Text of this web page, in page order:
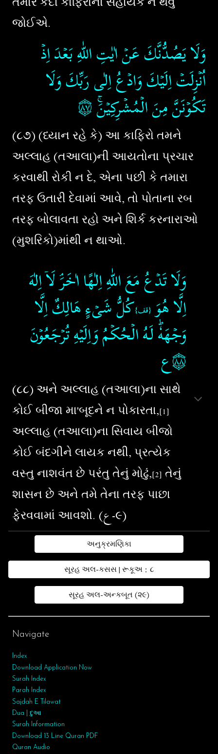
જોઈએ.
وَلَا يَصُدُّنَّكَ عَنۡ اٰيٰتِ اللّٰهِ بَعۡدَ اِذۡ
اُنۡزِلَتۡ اِلَيۡكَ​ وَادۡعُ اِلٰى رَبِّكَ​ وَلَا
تَكُوۡنَنَّ مِنَ الۡمُشۡرِكِيۡنَ​ۚ‏۝٨٧
(૮૭) (ધ્યાન રહે કે) આ કાફિરો તમને
અલ્લાહ (તઆલા)ની આયતોના પ્રચાર
કરવાથી રોકી ન દે, એના પછી કે તમારા
તરફ ઉતારી દેવામાં આવે, તો પોતાના રબ
તરફ બોલાવતા રહો અને શિર્ક કરનારાઓ
(મુશરિકો)માંથી ન થાઓ.
وَلَا تَدۡعُ مَعَ اللّٰهِ اِلٰهًا اٰخَرَ​ۘ لَاۤ اِلٰهَ
اِلَّا هُوَ​ {قف}كُلُّ شَىۡءٍ هَالِكٌ اِلَّا
وَجۡهَهٗ​ؕ لَـهُ الۡحُكۡمُ وَاِلَيۡهِ تُرۡجَعُوۡنَ‏
۝٨٨ع
(૮૮) અને અલ્લાહ (તઆલા)ના સાથે
કોઈ બીજા મા'બૂદને ન પોકારતા,[1]
અલ્લાહ (તઆલા)ના સિવાય બીજો
કોઈ બંદગીને લાયક નથી, પ્રત્યેક
વસ્તુ નાશવંત છે પરંતુ તેનું મોઢું,[2] તેનું
શાસન છે અને તમે તેના તરફ પાછા
ફેરવવામાં આવશો. (ع-૯)
અનુક્રમણિકા
સૂરહ અલ-કસસ | રૂકૂઅ : ૮
સૂરહ અલ-અન્કબૂત (૨૯)
Navigate
Index
Download Application Now
Surah Index
Parah Index
Sajdah E Tilawat
Dua | દુઆ
Surah Information
Download 13 Line Quran PDF
Quran Audio